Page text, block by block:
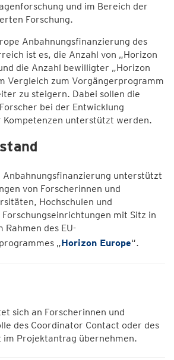
und im Bereich der
Forschung.
Anbahnungsfinanzierung des
ist es, die Anzahl von „Horizon
die Anzahl bewilligter „Horizon
Vergleich zum Vorgängerprogramm
zu steigern. Dabei sollen die
bei der Entwicklung
Kompetenzen unterstützt werden.
Anbahnungsfinanzierung unterstützt
von Forscherinnen und
Hochschulen und
mit Sitz in
des EU-
„Horizon Europe“.
sich an Forscherinnen und
des Coordinator Contact oder des
Projektantrag übernehmen.